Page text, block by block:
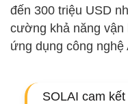
đến 300 triệu USD
cường khả năng vận
ứng dụng công
SOLAI cam